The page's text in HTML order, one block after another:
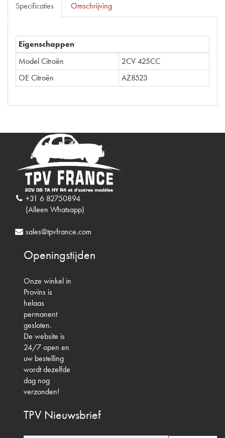
Specificaties Omschrijving
Eigenschappen
Model Citroën
2CV 425CC
OE Citroën
AZ8523
+31 6 82750894
(Alleen Whatsapp)
sales@tpvfrance.com
Openingstijden
Onze winkel in
Provins is
helaas
permanent
gesloten.
De website is
24/7 open en
uw bestelling
wordt dezelfde
dag nog
verzonden!
TPV Nieuwsbrief